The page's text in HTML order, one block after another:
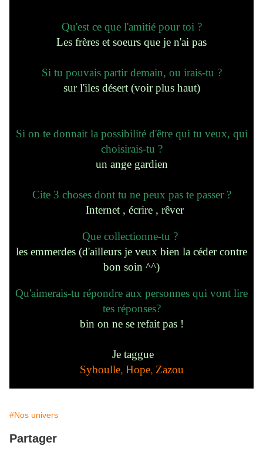
Qu'est ce que l'amitié pour toi ?
Les frères et soeurs que je n'ai pas
Si tu pouvais partir demain, ou irais-tu ?
sur l'iles désert (voir plus haut)
Si on te donnait la possibilité d'être qui tu veux, qui
choisirais-tu ?
un ange gardien
Cite 3 choses dont tu ne peux pas te passer ?
Internet , écrire , rêver
Que collectionne-tu ?
les emmerdes (d'ailleurs je veux bien la céder contre
bon soin ^^)
Qu'aimerais-tu répondre aux personnes qui vont lire
tes réponses?
bin on ne se refait pas !
Je taggue
Syboulle, Hope, Zazou
#Nos univers
Partager